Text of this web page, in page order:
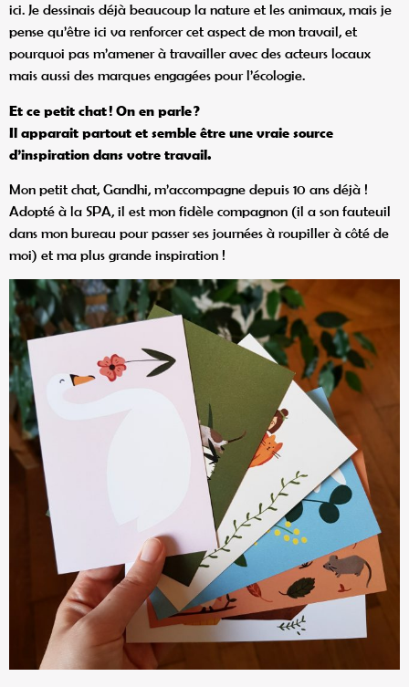
ici. Je dessinais déjà beaucoup la nature et les animaux, mais je
pense qu’être ici va renforcer cet aspect de mon travail, et
pourquoi pas m’amener à travailler avec des acteurs locaux
mais aussi des marques engagées pour l’écologie.
Et ce petit chat ! On en parle?
Il apparait partout et semble être une vraie source
d’inspiration dans votre travail.
Mon petit chat, Gandhi, m’accompagne depuis 10 ans déjà !
Adopté à la SPA, il est mon fidèle compagnon (il a son fauteuil
dans mon bureau pour passer ses journées à roupiller à côté de
moi) et ma plus grande inspiration !